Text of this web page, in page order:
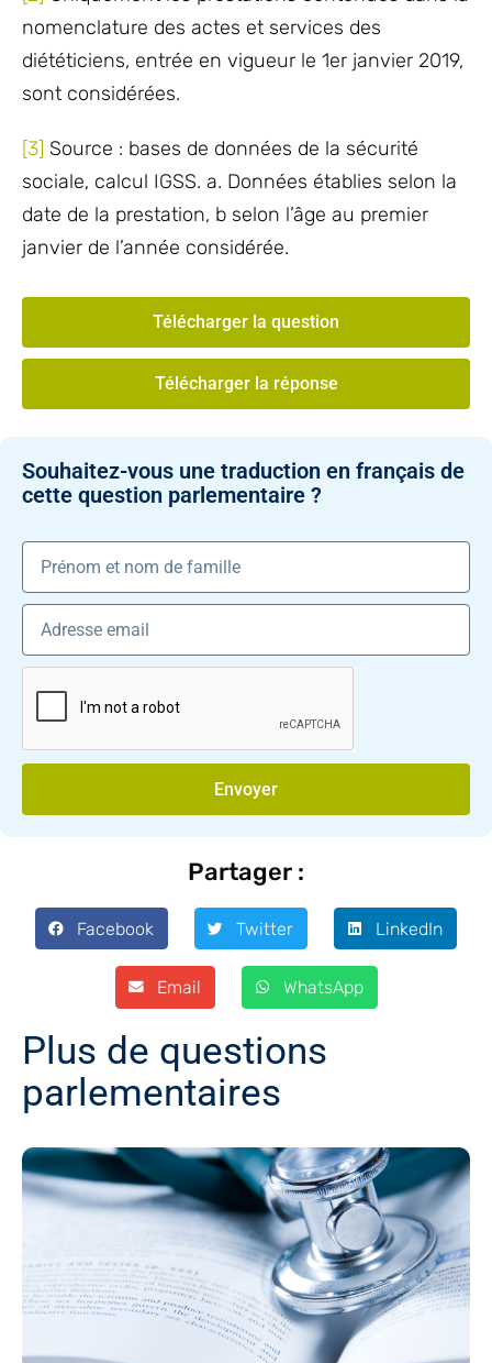
nomenclature des actes et services des
diététiciens, entrée en vigueur le 1er janvier 2019,
sont considérées.
[3] Source : bases de données de la sécurité
sociale, calcul IGSS. a. Données établies selon la
date de la prestation, b selon l’âge au premier
janvier de l’année considérée.
Télécharger la question
Télécharger la réponse
Souhaitez-vous une traduction en français de
cette question parlementaire ?
Envoyer
Partager :
Facebook Twitter LinkedIn
Email WhatsApp
Plus de questions
parlementaires